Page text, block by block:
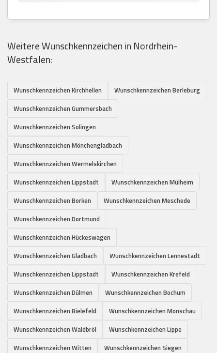
Weitere Wunschkennzeichen in Nordrhein-
Westfalen:
Wunschkennzeichen Kirchhellen
Wunschkennzeichen Berleburg
Wunschkennzeichen Gummersbach
Wunschkennzeichen Solingen
Wunschkennzeichen Mönchengladbach
Wunschkennzeichen Wermelskirchen
Wunschkennzeichen Lippstadt
Wunschkennzeichen Mülheim
Wunschkennzeichen Borken
Wunschkennzeichen Meschede
Wunschkennzeichen Dortmund
Wunschkennzeichen Hückeswagen
Wunschkennzeichen Gladbach
Wunschkennzeichen Lennestadt
Wunschkennzeichen Lippstadt
Wunschkennzeichen Krefeld
Wunschkennzeichen Dülmen
Wunschkennzeichen Bochum
Wunschkennzeichen Bielefeld
Wunschkennzeichen Monschau
Wunschkennzeichen Waldbröl
Wunschkennzeichen Lippe
Wunschkennzeichen Witten
Wunschkennzeichen Siegen